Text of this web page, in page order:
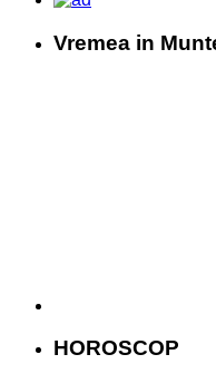
Vremea in
HOROSCOP